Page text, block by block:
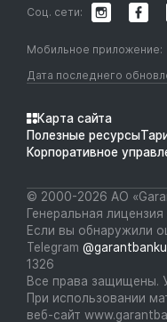
Дата последнего
Мобильное приложение:
Соц. сети:
Карта сайта
Полезные ресурсы
Корпоративное
© 2000-2026 АО
Генеральная лицензия
Если вы обнаружили
Telegram
1326
Все права защищены.
При использовании
веб-сайт